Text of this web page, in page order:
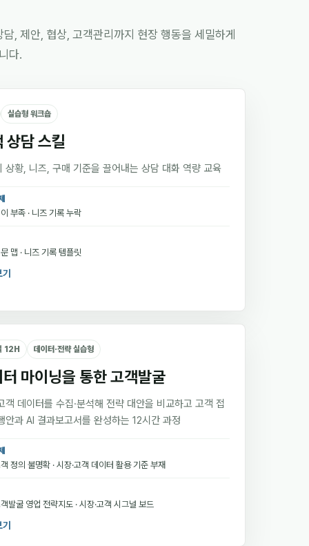
담, 제안, 협상, 고객관리까지 현장 행동을 세밀하게
다.
실습형 워크숍
상담 스킬
상황, 니즈, 구매 기준을 끌어내는 상담 대화 역량 교육
부족 · 니즈 기록 누락
맵 · 니즈 기록 템플릿
기
12H 데이터·전략 실습형
마이닝을 통한 고객발굴
객 데이터를 수집·분석해 전략 대안을 비교하고 고객 접
안과 AI 결과보고서를 완성하는 12시간 과정
정의 불명확 · 시장·고객 데이터 활용 기준 부재
발굴 영업 전략지도 · 시장·고객 시그널 보드
기